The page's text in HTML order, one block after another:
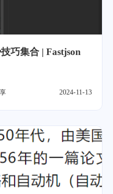
巧集合 | Fastjson
2024-11-13